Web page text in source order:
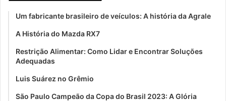
Um fabricante brasileiro de veículos: A história da Agrale
A História do Mazda RX7
Restrição Alimentar: Como Lidar e Encontrar Soluções
Adequadas
Luis Suárez no Grêmio
São Paulo Campeão da Copa do Brasil 2023: A Glória